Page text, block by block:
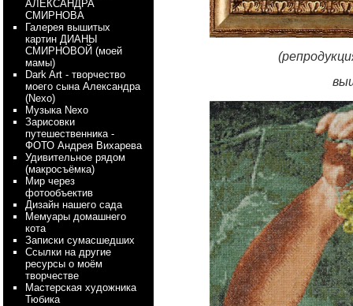
АЛЕКСАНДРА
СМИРНОВА
Галерея вышитых
картин ДИАНЫ
СМИРНОВОЙ (моей
мамы)
Dark Art - творчество
моего сына Александра
(Nexo)
Myзыка Nexo
Зарисовки
путешественника -
ФОТО Андрея Вихарева
Удивительное рядом
(макросъёмка)
Мир через
фотообъектив
Дизайн нашего сада
Мемуары домашнего
кота
Записки сумасшедших
Ссылки на другие
ресурсы о моём
творчестве
Мастерская художника
Тюбика